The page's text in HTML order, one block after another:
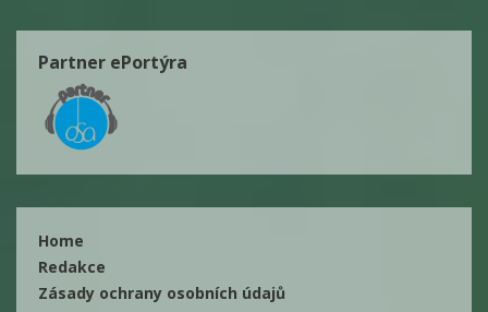
Partner ePortýra
Home
Redakce
Zásady ochrany osobních údajů